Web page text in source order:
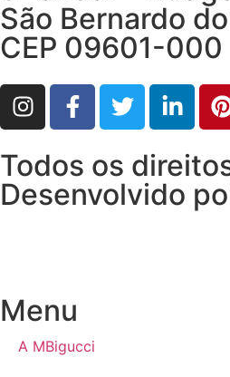
São Bernardo
CEP 09601-000
Todos os
Desenvolvido
Menu
A MBigucci